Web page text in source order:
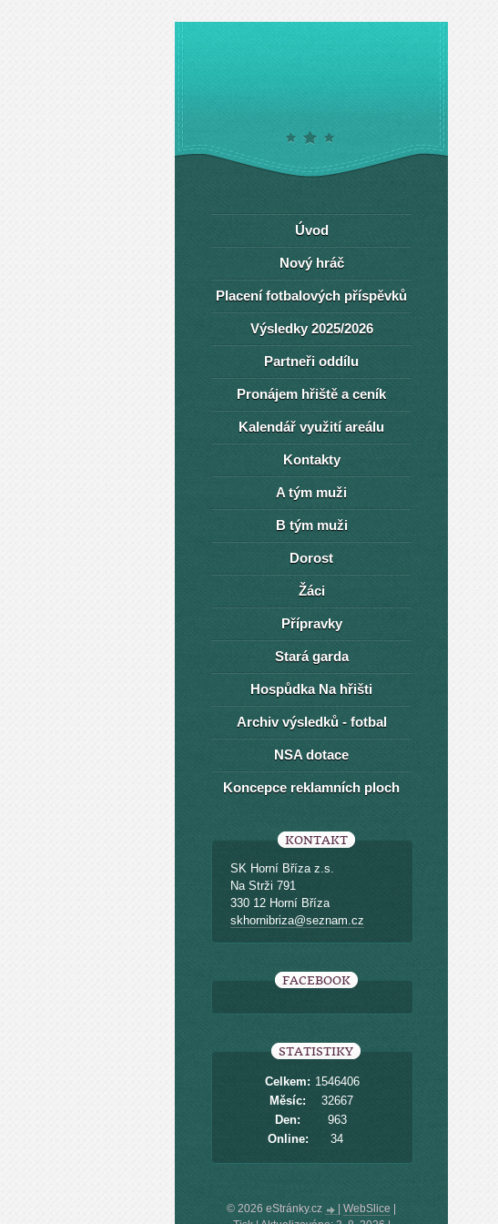
Úvod
Nový hráč
Placení fotbalových příspěvků
Výsledky 2025/2026
Partneři oddílu
Pronájem hřiště a ceník
Kalendář využití areálu
Kontakty
A tým muži
B tým muži
Dorost
Žáci
Přípravky
Stará garda
Hospůdka Na hřišti
Archiv výsledků - fotbal
NSA dotace
Koncepce reklamních ploch
KONTAKT
SK Horní Bříza z.s.
Na Strži 791
330 12 Horní Bříza
skhornibriza@seznam.cz
FACEBOOK
STATISTIKY
Online: 34
Celkem: 1546406
Měsíc:
32667
Den:
963
© 2026 eStránky.cz WebSlice